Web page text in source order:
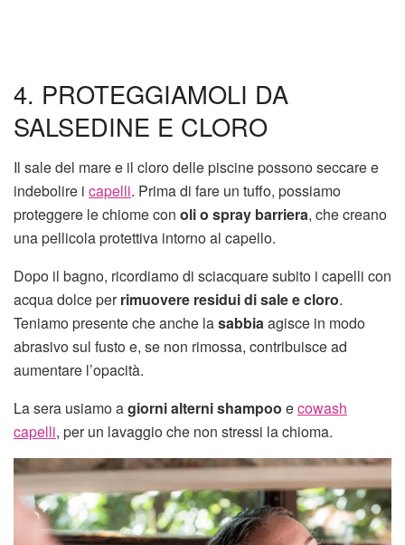
4. PROTEGGIAMOLI DA
SALSEDINE E CLORO
Il sale del mare e il cloro delle piscine possono seccare e
indebolire i capelli. Prima di fare un tuffo, possiamo
proteggere le chiome con oli o spray barriera, che creano
una pellicola protettiva intorno al capello.
Dopo il bagno, ricordiamo di sciacquare subito i capelli con
acqua dolce perrimuovere residui di sale e cloro.
Teniamo presente che anche lasabbiaagisce in modo
abrasivo sul fusto e, se non rimossa, contribuisce ad
aumentare l’opacità.
La sera usiamo agiorni alterni shampoo ecowash
capelli, per un lavaggio che non stressi la chioma.